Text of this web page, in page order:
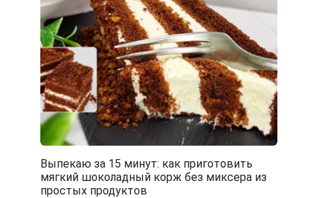
Выпекаю за 15 минут: как приготовить
мягкий шоколадный корж без миксера из
простых продуктов